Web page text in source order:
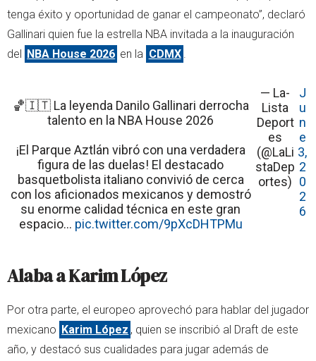
tenga éxito y oportunidad de ganar el campeonato”, declaró
Gallinari quien fue la estrella NBA invitada a la inauguración
del NBA House 2026 en la CDMX
🏀🇮🇹 La leyenda Danilo Gallinari derrocha
talento en la NBA House 2026
¡El Parque Aztlán vibró con una verdadera
figura de las duelas! El destacado
basquetbolista italiano convivió de cerca
con los aficionados mexicanos y demostró
su enorme calidad técnica en este gran
espacio… pic.twitter.com/9pXcDHTPMu
— La-
Lista
Deport
es
(@LaLi
staDep
ortes)
J
u
n
e
3,
2
0
2
6
Alaba a Karim López
Por otra parte, el europeo aprovechó para hablar del jugador
mexicano Karim López , quien se inscribió al Draft de este
año, y destacó sus cualidades para jugar además de